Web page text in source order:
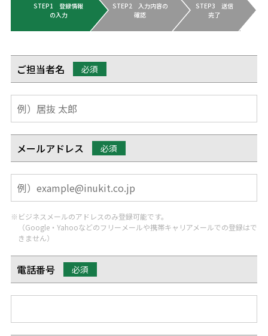
STEP1 登録情報
の入力
STEP2 入力内容の
確認
STEP3 送信
完了
ご担当者名 必須
メールアドレス 必須
※ビジネスメールのアドレスのみ登録可能です。
（Google・Yahooなどのフリーメールや携帯キャリアメールでの登録はで
きません）
電話番号 必須